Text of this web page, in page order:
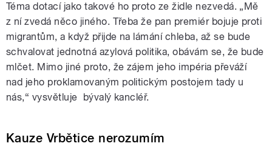
Téma dotací jako takové ho proto ze židle nezvedá. „Mě
z ní zvedá něco jiného. Třeba že pan premiér bojuje proti
migrantům, a když přijde na lámání chleba, až se bude
schvalovat jednotná azylová politika, obávám se, že bude
mlčet. Mimo jiné proto, že zájem jeho impéria převáží
nad jeho proklamovaným politickým postojem tady u
nás,“ vysvětluje bývalý kancléř.
Kauze Vrbětice nerozumím